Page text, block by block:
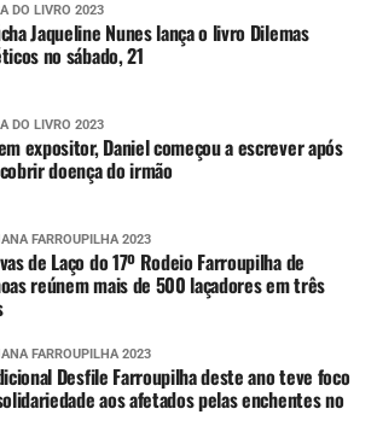
DO LIVRO 2023
Jaqueline Nunes lança o livro Dilemas
no sábado, 21
DO LIVRO 2023
expositor, Daniel começou a escrever após
doença do irmão
FARROUPILHA 2023
de Laço do 17º Rodeio Farroupilha de
reúnem mais de 500 laçadores em três
FARROUPILHA 2023
Desfile Farroupilha deste ano teve foco
aos afetados pelas enchentes no